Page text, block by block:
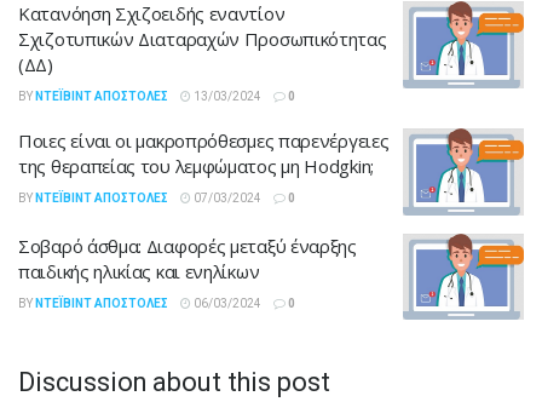
Κατανόηση Σχιζοειδής εναντίον
Σχιζοτυπικών Διαταραχών Προσωπικότητας
(ΔΔ)
BY ΝΤΈΙΒΙΝΤ ΑΠΟΣΤΌΛΕΣ 13/03/2024 0
Ποιες είναι οι μακροπρόθεσμες παρενέργειες
της θεραπείας του λεμφώματος μη Hodgkin;
BY ΝΤΈΙΒΙΝΤ ΑΠΟΣΤΌΛΕΣ 07/03/2024 0
Σοβαρό άσθμα: Διαφορές μεταξύ έναρξης
παιδικής ηλικίας και ενηλίκων
BY ΝΤΈΙΒΙΝΤ ΑΠΟΣΤΌΛΕΣ 06/03/2024 0
Discussion about this post